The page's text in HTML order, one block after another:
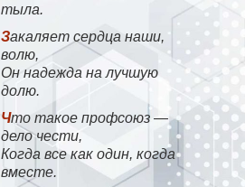
тыла.
Закаляет сердца наши,
волю,
Он надежда на лучшую
долю.
Что такое профсоюз —
дело чести,
Когда все как один, когда
вместе.